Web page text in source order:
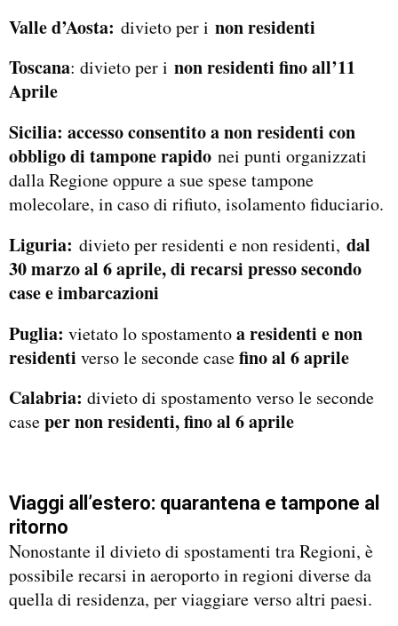
Valle d’Aosta: divieto per i non residenti
Toscana: divieto per i non residenti fino all’11
Aprile
Sicilia: accesso consentito a non residenti con
obbligo di tampone rapido nei punti organizzati
dalla Regione oppure a sue spese tampone
molecolare, in caso di rifiuto, isolamento fiduciario.
Liguria: divieto per residenti e non residenti, dal
30 marzo al 6 aprile, di recarsi presso secondo
case e imbarcazioni
Puglia: vietato lo spostamentoa residenti e non
residenti verso le seconde casefino al 6 aprile
Calabria: divieto di spostamento verso le seconde
caseper non residenti, fino al 6 aprile
Viaggi all’estero: quarantena e tampone al
ritorno
Nonostante il divieto di spostamenti tra Regioni, è
possibile recarsi in aeroporto in regioni diverse da
quella di residenza, per viaggiare verso altri paesi.